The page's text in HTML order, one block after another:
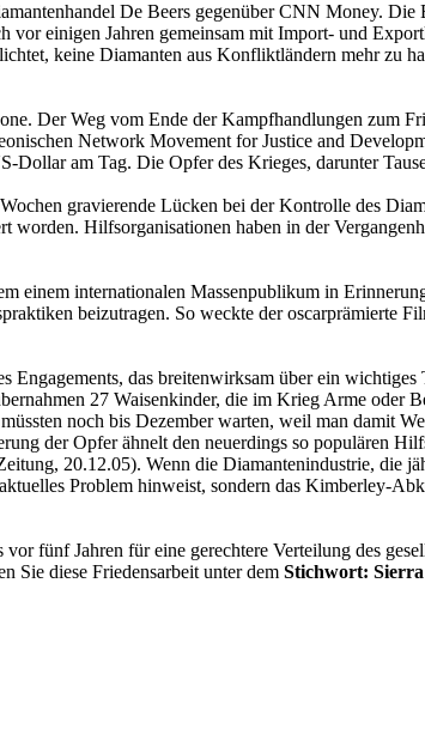
De Beers gegenüber CNN Money.
vor einigen Jahren gemeinsam mit Import- und
keine Diamanten aus Konfliktländern mehr zu
Der Weg vom Ende der Kampfhandlungen zum
Network Movement for Justice and
Dollar am Tag. Die Opfer des Krieges, darunter
gravierende Lücken bei der Kontrolle des
Hilfsorganisationen haben in der
einem internationalen Massenpublikum in
beizutragen. So weckte der oscarprämierte
das breitenwirksam über ein
27 Waisenkinder, die im Krieg Arme
noch bis Dezember warten, weil man damit
der Opfer ähnelt den neuerdings so populären
20.12.05). Wenn die Diamantenindustrie,
Problem hinweist, sondern das Kimberley-
fünf Jahren für eine gerechtere Verteilung des
Sie diese Friedensarbeit unter dem Stichwort: